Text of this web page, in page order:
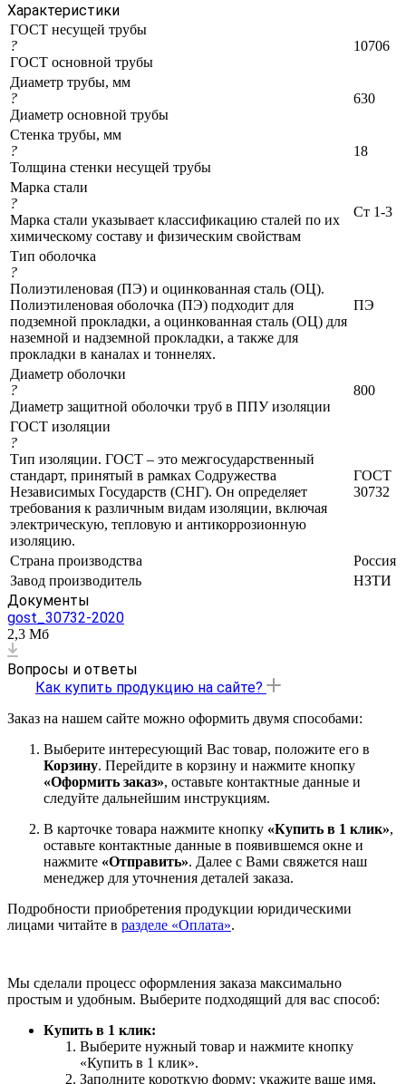
Характеристики
ГОСТ несущей трубы
?
ГОСТ основной трубы
10706
Диаметр трубы, мм
?
Диаметр основной трубы
630
Стенка трубы, мм
?
Толщина стенки несущей трубы
18
Марка стали
?
Марка стали указывает классификацию сталей по их
химическому составу и физическим свойствам
Ст 1-3
Тип оболочка
?
Полиэтиленовая (ПЭ) и оцинкованная сталь (ОЦ).
Полиэтиленовая оболочка (ПЭ) подходит для
подземной прокладки, а оцинкованная сталь (ОЦ) для
наземной и надземной прокладки, а также для
прокладки в каналах и тоннелях.
ПЭ
Диаметр оболочки
?
Диаметр защитной оболочки труб в ППУ изоляции
800
ГОСТ изоляции
?
Тип изоляции. ГОСТ – это межгосударственный
стандарт, принятый в рамках Содружества
Независимых Государств (СНГ). Он определяет
требования к различным видам изоляции, включая
электрическую, тепловую и антикоррозионную
изоляцию.
ГОСТ
30732
Страна производства
Россия
Завод производитель
НЗТИ
Документы
gost_30732-2020
2,3 Мб
Вопросы и ответы
Как купить продукцию на сайте?
Заказ на нашем сайте можно оформить двумя способами:
Выберите интересующий Вас товар, положите его в
Корзину. Перейдите в корзину и нажмите кнопку
«Оформить заказ», оставьте контактные данные и
следуйте дальнейшим инструкциям.
В карточке товара нажмите кнопку «Купить в 1 клик»,
оставьте контактные данные в появившемся окне и
нажмите «Отправить». Далее с Вами свяжется наш
менеджер для уточнения деталей заказа.
Подробности приобретения продукции юридическими
лицами читайте в разделе «Оплата».
Мы сделали процесс оформления заказа максимально
простым и удобным. Выберите подходящий для вас способ:
Купить в 1 клик:
Выберите нужный товар и нажмите кнопку
«Купить в 1 клик».
Заполните короткую форму: укажите ваше имя,